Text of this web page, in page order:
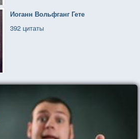
Иоганн Вольфганг Гете
392 цитаты